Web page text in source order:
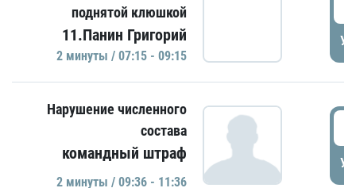
поднятой клюшкой
11.Панин Григорий
2 минуты / 07:15 - 09:15
Нарушение численного
состава
командный штраф
2 минуты / 09:36 - 11:36